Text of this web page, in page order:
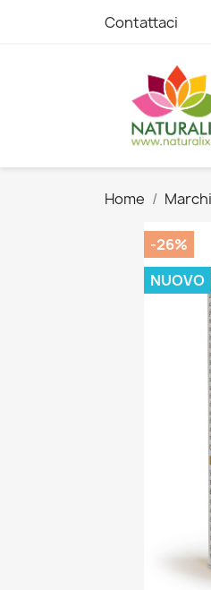
Contattaci
Home Marchi
-26%
NUOVO